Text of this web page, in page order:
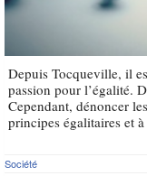
Depuis Tocqueville, il
passion pour l’égalité.
Cependant, dénoncer
principes égalitaires et
Société